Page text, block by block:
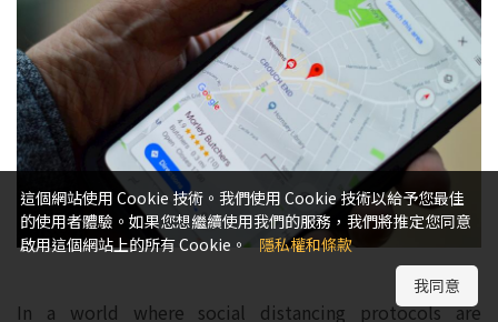
In a world where social distancing protocols are
這個網站使用 Cookie 技術。我們使用 Cookie 技術以給予您最佳
的使用者體驗。如果您想繼續使用我們的服務，我們將推定您同意
啟用這個網站上的所有 Cookie。 隱私權和條款
我同意